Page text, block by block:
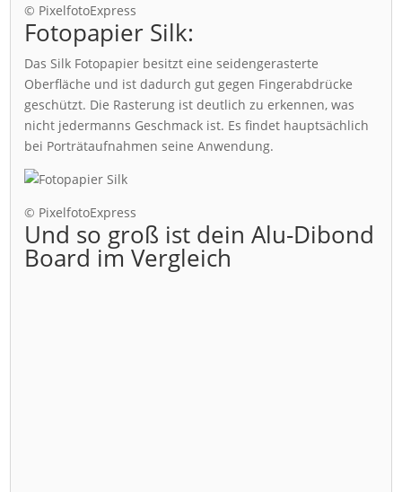
© PixelfotoExpress
Fotopapier Silk:
Das Silk Fotopapier besitzt eine seidengerasterte
Oberfläche und ist dadurch gut gegen Fingerabdrücke
geschützt. Die Rasterung ist deutlich zu erkennen, was
nicht jedermanns Geschmack ist. Es findet hauptsächlich
bei Porträtaufnahmen seine Anwendung.
© PixelfotoExpress
Und so groß ist dein Alu-Dibond
Board im Vergleich